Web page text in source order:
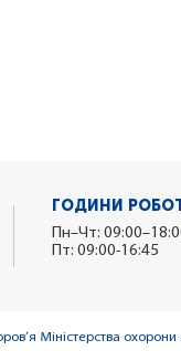
ГОДИНИ
Пн–Чт:
Пт: 09:00-16:45
Міністерства охорони